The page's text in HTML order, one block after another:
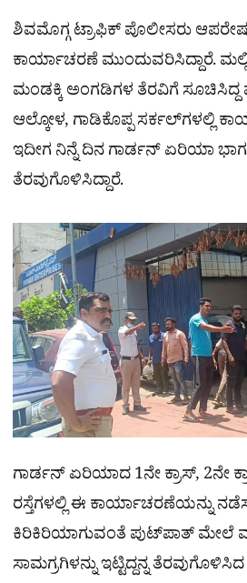
ಶಿವಮೊಗ್ಗ ಟ್ರಾಫಿಕ್ ಪೊಲೀಸರು
ಕಾರ್ಯಾಚರಣೆ ಮುಂದುವರಿಸಿದ್ದಾರೆ.
ಮಂಡಕ್ಕಿ ಅಂಗಡಿಗಳ ತೆರವಿಗೆ ಸೂಚಿಸಿದ್ದ
ಆಲ್ಕೋಳ, ಗಾಡಿಕೊಪ್ಪ ಸರ್ಕಲ್​ಗಳಲ್ಲಿ
ಇದೀಗ ನಿನ್ನೆ ದಿನ ಗಾರ್ಡನ್ ಏರಿಯಾ
ತೆರವುಗೊಳಿಸಿದ್ದಾರೆ.
ಗಾರ್ಡನ್ ಏರಿಯಾದ 1ನೇ ಕ್ರಾಸ್, 2ನೇ
ರಸ್ತೆಗಳಲ್ಲಿ ಈ ಕಾರ್ಯಾಚರಣೆಯನ್ನು
ಕಿರಿಕಿರಿಯಾಗುವಂತೆ ಪುಟ್​ಪಾತ್​ ಮೇಲೆ
ಸಾಮಗ್ರಗಿಳನ್ನು ಇಟ್ಟಿದ್ದನ್ನ